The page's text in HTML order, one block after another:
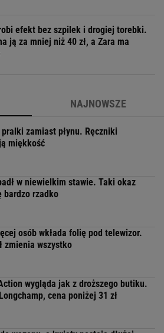
efekt bez szpilek i drogiej torebki.
ją za mniej niż 40 zł, a Zara ma
NAJNOWSZE
pralki zamiast płynu. Ręczniki
miękkość
w niewielkim stawie. Taki okaz
bardzo rzadko
osób wkłada folię pod telewizor.
zmienia wszystko
wygląda jak z droższego butiku.
cena poniżej 31 zł